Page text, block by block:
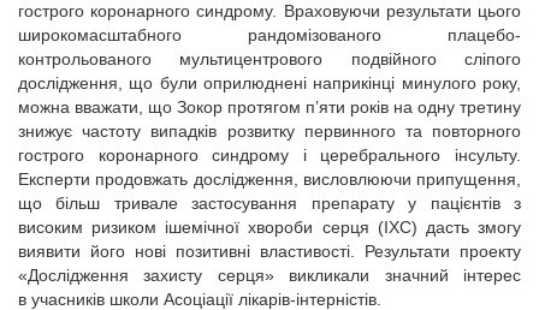
гострого коронарного синдрому. Враховуючи результати цього
широкомасштабного рандомізованого плацебо-
контрольованого мультицентрового подвійного сліпого
дослідження, що були оприлюднені наприкінці минулого року,
можна вважати, що Зокор протягом п’яти років на одну третину
знижує частоту випадків розвитку первинного та повторного
гострого коронарного синдрому і церебрального інсульту.
Експерти продовжать дослідження, висловлюючи припущення,
що більш тривале застосування препарату у пацієнтів з
високим ризиком ішемічної хвороби серця (ІХС) дасть змогу
виявити його нові позитивні властивості. Результати проекту
«Дослідження захисту серця» викликали значний інтерес
в учасників школи Асоціації лікарів-інтерністів.